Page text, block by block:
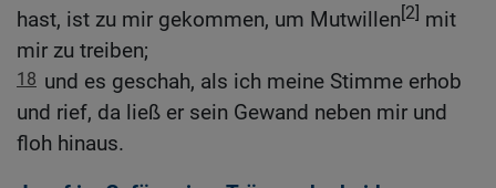
hast, ist zu mir gekommen, um Mutwillen[2] mit
mir zu treiben;
18 und es geschah, als ich meine Stimme erhob
und rief, da ließ er sein Gewand neben mir und
floh hinaus.